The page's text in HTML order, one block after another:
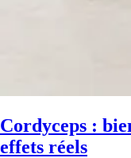
Cordyceps :
effets réels